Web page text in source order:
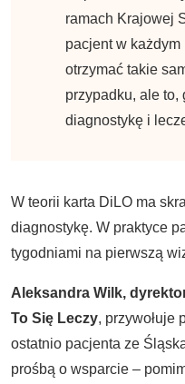
ramach Krajowej
pacjent w
otrzymać takie
przypadku, ale
diagnostykę i
W teorii karta DiLO ma
diagnostykę. W praktyce
tygodniami na pierwszą
Aleksandra Wilk,
To Się Leczy, przywołuje
ostatnio pacjenta ze
prośbą o wsparcie –